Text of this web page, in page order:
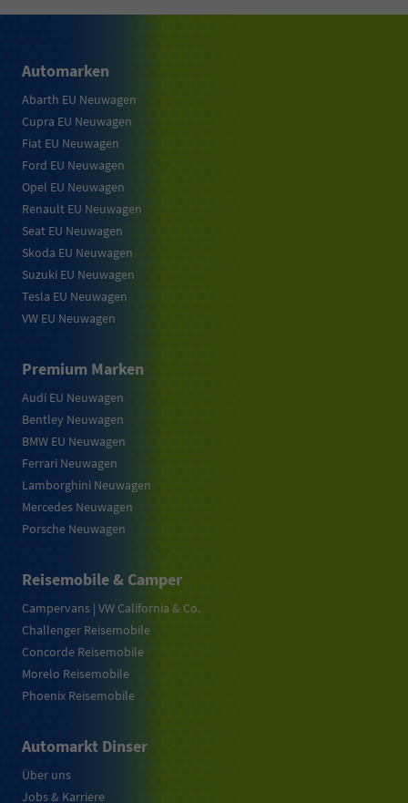
Automarken
Abarth EU Neuwagen
Cupra EU Neuwagen
Fiat EU Neuwagen
Ford EU Neuwagen
Opel EU Neuwagen
Renault EU Neuwagen
Seat EU Neuwagen
Skoda EU Neuwagen
Suzuki EU Neuwagen
Tesla EU Neuwagen
VW EU Neuwagen
Premium Marken
Audi EU Neuwagen
Bentley Neuwagen
BMW EU Neuwagen
Ferrari Neuwagen
Lamborghini Neuwagen
Mercedes Neuwagen
Porsche Neuwagen
Reisemobile & Camper
Campervans | VW California & Co.
Challenger Reisemobile
Concorde Reisemobile
Morelo Reisemobile
Phoenix Reisemobile
Automarkt Dinser
Über uns
Jobs & Karriere